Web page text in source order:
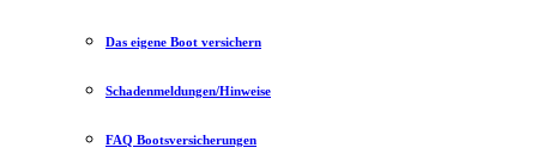
Das eigene Boot versichern
Schadenmeldungen/Hinweise
FAQ Bootsversicherungen